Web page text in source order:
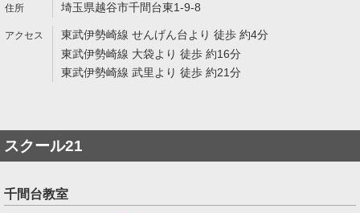
埼玉県越谷市千間台東1-9-8
東武伊勢崎線 せんげん台より 徒歩 約4分
東武伊勢崎線 大袋より 徒歩 約16分
東武伊勢崎線 武里より 徒歩 約21分
スクール21
千間台教室